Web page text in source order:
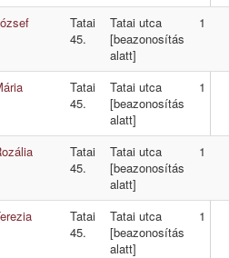
Tatai
45.
Tatai utca
[beazonosítás
alatt]
1
Tatai
45.
Tatai utca
[beazonosítás
alatt]
1
Tatai
45.
Tatai utca
[beazonosítás
alatt]
1
Tatai
45.
Tatai utca
[beazonosítás
alatt]
1